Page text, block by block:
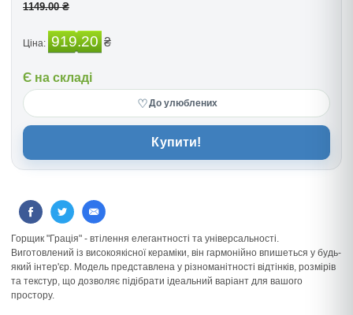
1149.00 ₴
Ціна: 919.20 ₴
Є на складі
♡До улюблених
Купити!
Горщик "Грація" - втілення елегантності та універсальності.
Виготовлений із високоякісної кераміки, він гармонійно впишеться у будь-
який інтер'єр. Модель представлена у різноманітності відтінків, розмірів
та текстур, що дозволяє підібрати ідеальний варіант для вашого
простору.